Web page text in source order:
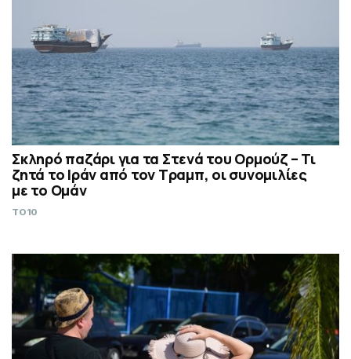
Σκληρό παζάρι για τα Στενά του Ορμούζ – Τι
ζητά το Ιράν από τον Τραμπ, οι συνομιλίες
με το Ομάν
TO10